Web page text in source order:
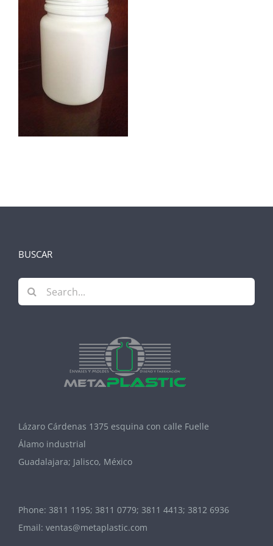
BUSCAR
Search
for:
Lázaro Cárdenas 1375 esquina con calle Fuelle
Álamo industrial
Guadalajara; Jalisco, México
Phone: 3811 1195; 3811 0779; 3811 4413; 3812 6936
Email: ventas@metaplastic.com